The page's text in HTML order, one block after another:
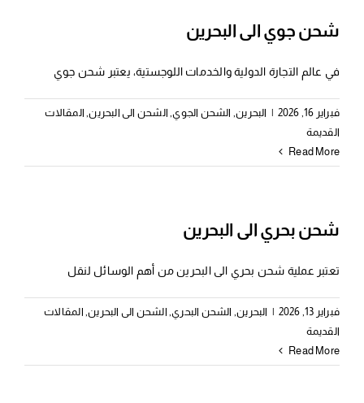
شحن جوي الى البحرين
في عالم التجارة الدولية والخدمات اللوجستية، يعتبر شحن جوي
فبراير 16, 2026 | البحرين, الشحن الجوي الشحن الى البحرين, المقالات
القديمة
Read More
شحن بحري الى البحرين
تعتبر عملية شحن بحري الى البحرين من أهم الوسائل لنقل
فبراير 13, 2026 | البحرين, الشحن البحري الشحن الى البحرين, المقالات
القديمة
Read More